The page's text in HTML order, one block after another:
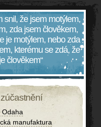
snil, že jsem motýlem,
zda jsem člověkem,
je motýlem, nebo zda
kterému se zdá, že
je člověkem“
Odaha
manufaktura